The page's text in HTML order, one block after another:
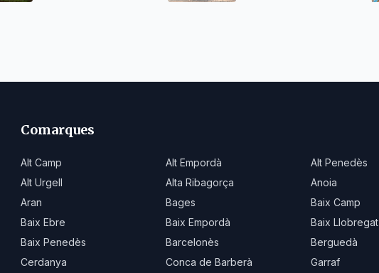
Comarques
Alt Camp Alt Empordà
Alt Penedès
Alt Urgell
Alta Ribagorça
Anoia
Aran
Bages
Baix Camp
Baix Ebre
Baix Empordà
Baix Llobregat
Baix Penedès
Barcelonès
Berguedà
Cerdanya
Conca de Barberà
Garraf